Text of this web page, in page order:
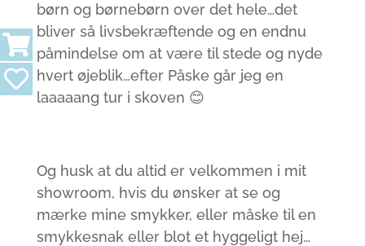
børn og børnebørn over det hele…det
bliver så livsbekræftende og en endnu
påmindelse om at være til stede og nyde
hvert øjeblik…efter Påske går jeg en
laaaaang tur i skoven 😊
Og husk at du altid er velkommen i mit
showroom, hvis du ønsker at se og
mærke mine smykker, eller måske til en
smykkesnak eller blot et hyggeligt hej…